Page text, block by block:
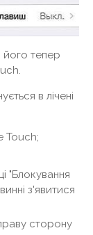
тепер
в лічені
Touch;
"Блокування
з'явитися
сторону